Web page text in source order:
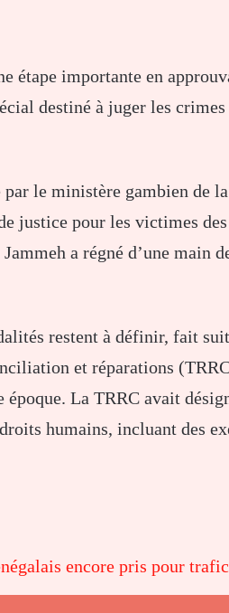
étape importante en
destiné à juger les
par le ministère gambien de
justice pour les victimes
a régné d’une main
restent à définir, fait
et réparations
La TRRC avait
humains, incluant des
encore pris pour